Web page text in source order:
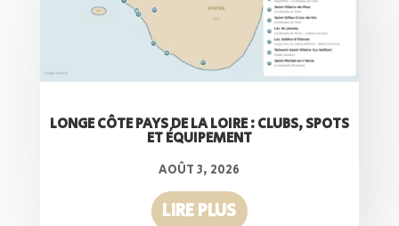
LONGE CÔTE PAYS DE LA LOIRE : CLUBS, SPOTS
ET ÉQUIPEMENT
AOÛT 3, 2026
LIRE PLUS